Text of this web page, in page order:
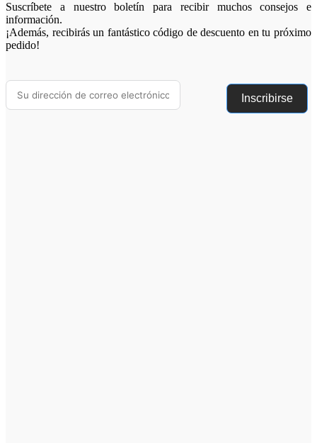
Suscríbete a nuestro boletín para recibir muchos consejos e
información.
¡Además, recibirás un fantástico código de descuento en tu próximo
pedido!
Inscribirse